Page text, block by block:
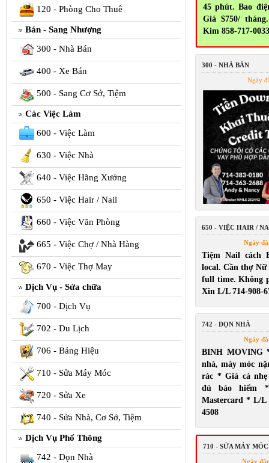
120 - Phòng Cho Thuê
Bán - Sang Nhượng
300 - Nhà Bán
400 - Xe Bán
500 - Sang Cơ Sở, Tiệm
Các Việc Làm
600 - Việc Làm
630 - Việc Nhà
640 - Việc Hãng Xưởng
650 - Việc Hair / Nail
660 - Việc Văn Phòng
665 - Việc Chợ / Nhà Hàng
670 - Việc Thợ May
Dịch Vụ - Sửa chữa
700 - Dịch Vụ
702 - Du Lịch
706 - Bảng Hiệu
710 - Sửa Máy Móc
720 - Sửa Xe
740 - Sửa Nhà, Cơ Sở, Tiệm
Dịch Vụ Phổ Thông
742 - Dọn Nhà
45 phút. Bao
Giá $750/
Kim 858-717-0033
300 - NHÀ BÁN
Ngày
650 - VIỆC HAIR /
Ngày
Tiệm Nail cách
local. Cần thợ Nữ
full time. Không
Xin L/L 714-908-
742 - DỌN NHÀ
Ngày
BINH MOVING
nhà, máy móc
rác * Giá cả
đủ bảo hiểm *
Mastercard * L/L
4508
710 - SỬA MÁY MÓC
Ngày